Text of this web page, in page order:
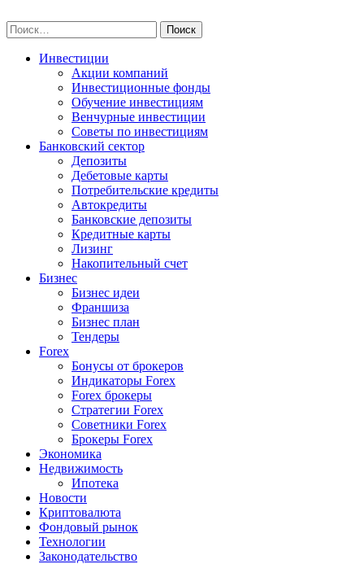
to
content
Найти:
Инвестиции
Акции компаний
Инвестиционные фонды
Обучение инвестициям
Венчурные инвестиции
Советы по инвестициям
Банковский сектор
Депозиты
Дебетовые карты
Потребительские кредиты
Автокредиты
Банковские депозиты
Кредитные карты
Лизинг
Накопительный счет
Бизнес
Бизнес идеи
Франшиза
Бизнес план
Тендеры
Forex
Бонусы от брокеров
Индикаторы Forex
Forex брокеры
Стратегии Forex
Советники Forex
Брокеры Forex
Экономика
Недвижимость
Ипотека
Новости
Криптовалюта
Фондовый рынок
Технологии
Законодательство